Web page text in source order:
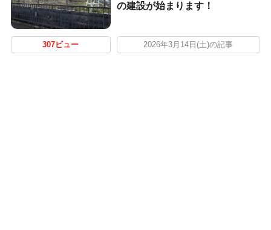
の建設が始まります！
307ビュー 2026年3月14日(土)の記事